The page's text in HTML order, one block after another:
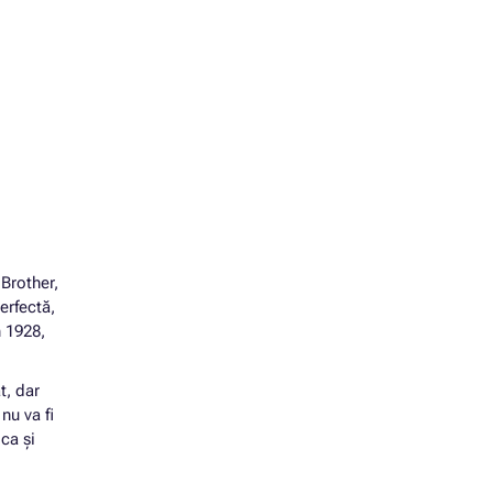
dar
va fi
și